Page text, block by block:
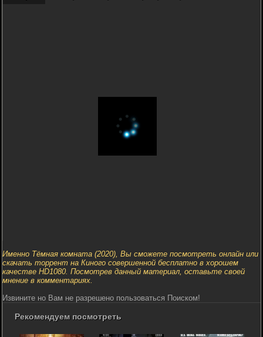
Именно Тёмная комната (2020), Вы сможете посмотреть онлайн или
скачать торрент на Киного совершенной бесплатно в хорошем
качестве HD1080. Посмотрев данный материал, оставьте своей
мнение в комментариях.
Извините но Вам не разрешено пользоваться Поиском!
Рекомендуем посмотреть